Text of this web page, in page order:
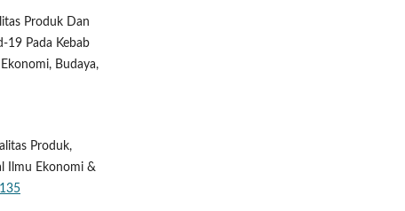
Produk Dan
19 Pada Kebab
Budaya,
Produk,
Ilmu Ekonomi &